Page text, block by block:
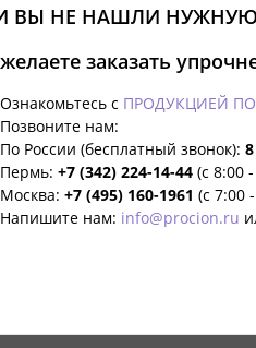
ВЫ НЕ НАШЛИ НУЖНУЮ
заказать
Ознакомьтесь с ПРОДУКЦИЕЙ
Позвоните нам:
По России (бесплатный звонок):
Пермь: +7 (342) 224-14-44 (с 8:00
Москва: +7 (495) 160-1961 (с 7:00
Напишите нам: info@procion.ru